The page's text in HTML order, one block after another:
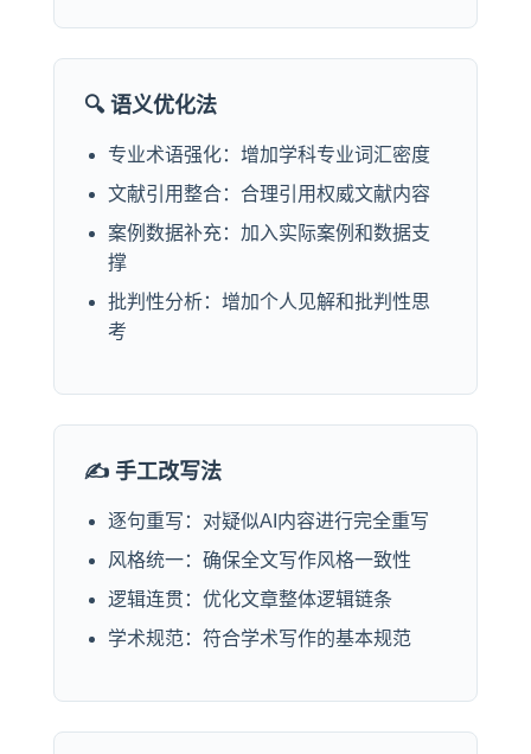
🔍 语义优化法
专业术语强化：增加学科专业词汇密度
文献引用整合：合理引用权威文献内容
案例数据补充：加入实际案例和数据支
撑
批判性分析：增加个人见解和批判性思
考
✍️ 手工改写法
逐句重写：对疑似AI内容进行完全重写
风格统一：确保全文写作风格一致性
逻辑连贯：优化文章整体逻辑链条
学术规范：符合学术写作的基本规范